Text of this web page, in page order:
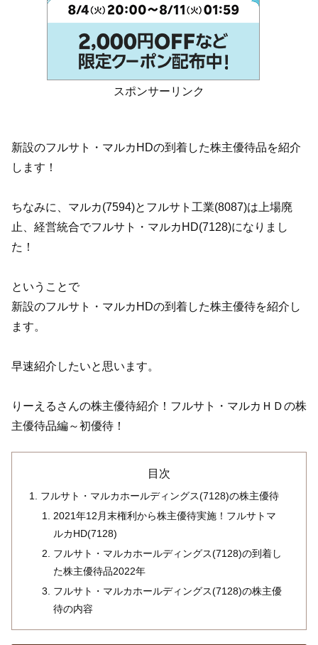
スポンサーリンク
新設のフルサト・マルカHDの到着した株主優待品を紹介
します！
ちなみに、マルカ(7594)とフルサト工業(8087)は上場廃
止、経営統合でフルサト・マルカHD(7128)になりまし
た！
ということで
新設のフルサト・マルカHDの到着した株主優待を紹介し
ます。
早速紹介したいと思います。
りーえるさんの株主優待紹介！フルサト・マルカＨＤの株
主優待品編～初優待！
目次
フルサト・マルカホールディングス(7128)の株主優待
2021年12月末権利から株主優待実施！フルサトマ
ルカHD(7128)
フルサト・マルカホールディングス(7128)の到着し
た株主優待品2022年
フルサト・マルカホールディングス(7128)の株主優
待の内容